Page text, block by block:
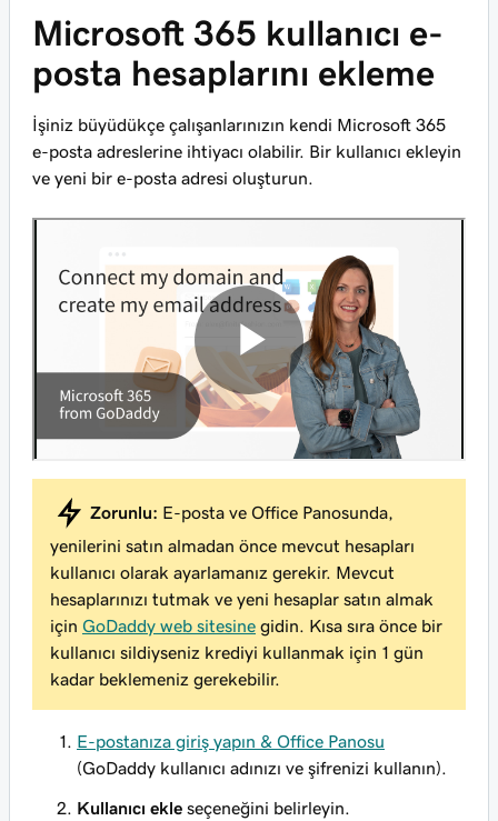
Microsoft 365 kullanıcı e-
posta hesaplarını ekleme
İşiniz büyüdükçe çalışanlarınızın kendi Microsoft 365
e-posta adreslerine ihtiyacı olabilir. Bir kullanıcı ekleyin
ve yeni bir e-posta adresi oluşturun.
Zorunlu: E-posta ve Office Panosunda,
yenilerini satın almadan önce mevcut hesapları
kullanıcı olarak ayarlamanız gerekir. Mevcut
hesaplarınızı tutmak ve yeni hesaplar satın almak
için GoDaddy web sitesine gidin. Kısa sıra önce bir
kullanıcı sildiyseniz krediyi kullanmak için 1 gün
kadar beklemeniz gerekebilir.
E-postanıza giriş yapın & Office Panosu
(GoDaddy kullanıcı adınızı ve şifrenizi kullanın).
Kullanıcı ekle seçeneğini belirleyin.